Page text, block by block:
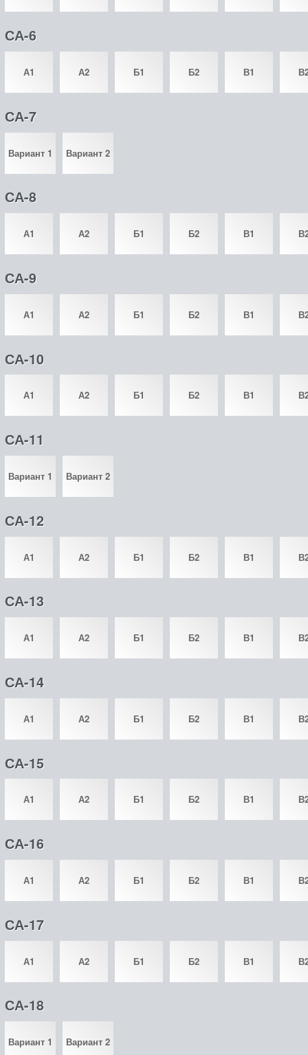
СА-6
А1 А2 Б1 Б2 В1
СА-7
Вариант 1 Вариант 2
СА-8
А1 А2 Б1 Б2 В1
СА-9
А1 А2 Б1 Б2 В1
СА-10
А1 А2 Б1 Б2 В1
СА-11
Вариант 1 Вариант 2
СА-12
А1 А2 Б1 Б2 В1
СА-13
А1 А2 Б1 Б2 В1
СА-14
А1 А2 Б1 Б2 В1
СА-15
А1 А2 Б1 Б2 В1
СА-16
А1 А2 Б1 Б2 В1
СА-17
А1 А2 Б1 Б2 В1
СА-18
Вариант 1 Вариант 2